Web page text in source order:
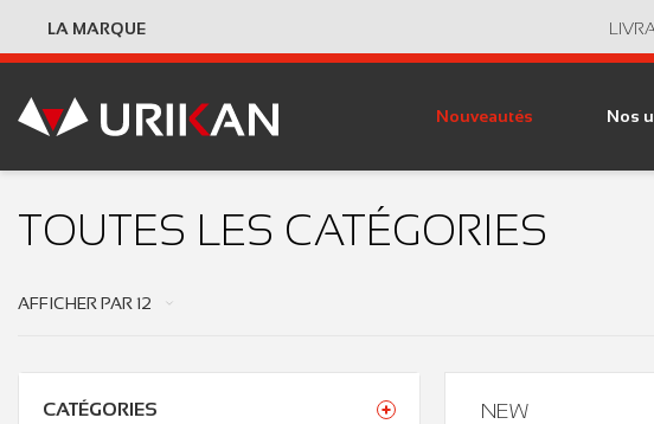
LA MARQUE
Nouveautés Nos
TOUTES LES CATÉGORIES
AFFICHER PAR 12
CATÉGORIES NEW